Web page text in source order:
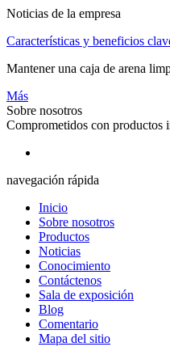
Noticias de la empresa
Características y beneficios
Mantener una caja de arena
Más
Sobre nosotros
Comprometidos con productos
navegación rápida
Inicio
Sobre nosotros
Productos
Noticias
Conocimiento
Contáctenos
Sala de exposición
Blog
Comentario
Mapa del sitio